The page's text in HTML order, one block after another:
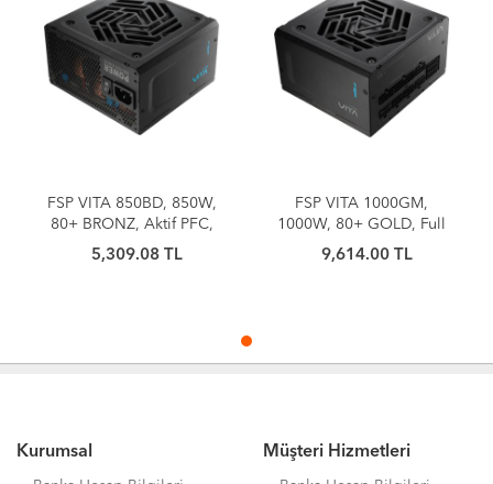
FSP VITA 850BD, 850W,
80+ BRONZ, Aktif PFC,
GAMING, ATX, Power
Supply (PSU)
5,309.08 TL
FSP VITA 1000GM,
1000W, 80+ GOLD, Full
Modüler, GAMING, ATX,
Power Supply (PSU)
9,614.00 TL
Kurumsal Müşteri Hizmetleri